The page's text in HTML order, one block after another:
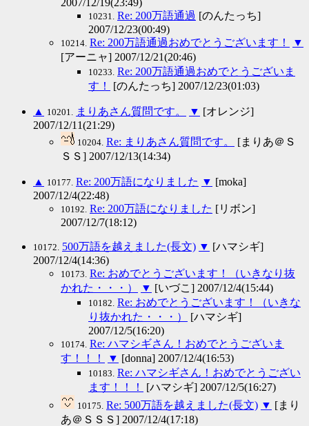
10231. Re: 200万語通過 [のんたっち]
2007/12/23(00:49)
10214. Re: 200万語通過おめでとうございます！
▼
[アーニャ] 2007/12/21(20:46)
10233. Re: 200万語通過おめでとうございま
す！
[のんたっち] 2007/12/23(01:03)
▲ 10201. まりあさん質問です。 ▼ [オレンジ]
2007/12/11(21:29)
10204. Re: まりあさん質問です。
[まりあ＠Ｓ
ＳＳ] 2007/12/13(14:34)
▲ 10177. Re: 200万語になりました ▼ [moka]
2007/12/4(22:48)
10192. Re: 200万語になりました [リボン]
2007/12/7(18:12)
10172. 500万語を越えました(長文) ▼ [ハマシギ]
2007/12/4(14:36)
10173. Re: おめでとうございます！（いきなり抜
かれた・・・）
▼ [いづこ] 2007/12/4(15:44)
10182. Re: おめでとうございます！（いきな
り抜かれた・・・）
[ハマシギ]
2007/12/5(16:20)
10174. Re: ハマシギさん！おめでとうございま
す！！！
▼ [donna] 2007/12/4(16:53)
10183. Re: ハマシギさん！おめでとうござい
ます！！！
[ハマシギ] 2007/12/5(16:27)
10175. Re: 500万語を越えました(長文) ▼ [まり
あ＠ＳＳＳ] 2007/12/4(17:18)